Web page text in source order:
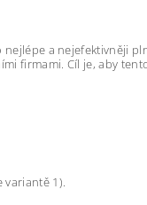
a nejefektivněji
firmami. Cíl je, aby
1).